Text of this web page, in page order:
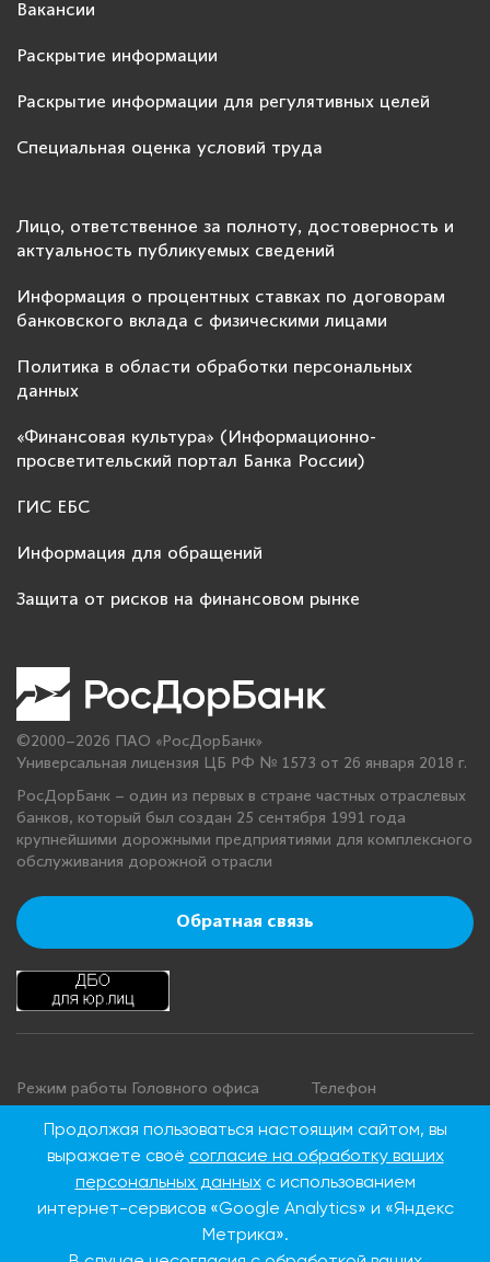
Вакансии
Раскрытие информации
Раскрытие информации для регулятивных целей
Специальная оценка условий труда
Лицо, ответственное за полноту, достоверность и
актуальность публикуемых сведений
Информация о процентных ставках по договорам
банковского вклада с физическими лицами
Политика в области обработки персональных
данных
«Финансовая культура» (Информационно-
просветительский портал Банка России)
ГИС ЕБС
Информация для обращений
Защита от рисков на финансовом рынке
©2000–2026 ПАО «РосДорБанк»
Универсальная лицензия ЦБ РФ № 1573 от 26 января 2018 г.
РосДорБанк – один из первых в стране частных отраслевых
банков, который был создан 25 сентября 1991 года
крупнейшими дорожными предприятиями для комплексного
обслуживания дорожной отрасли
Обратная связь
Режим работы Головного офиса
Понедельник - четверг: с 9:00 до
18:00
Суббота, воскресенье: выходные
Телефон
+7 495 276 00 22
8 800 100 00 22
России)
Продолжая пользоваться настоящим сайтом, вы
выражаете своё согласие на обработку ваших
персональных данныхс использованием
интернет-сервисов «Google Analytics» и «Яндекс
Метрика».